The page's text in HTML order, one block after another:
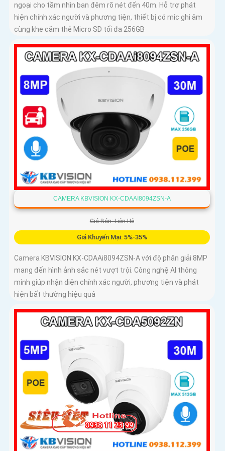
ngoại cho tầm nhìn ban đêm rõ nét đến 40m. Hỗ trợ phát
hiện chính xác người và phương tiện, thiết bị có mic ghi âm
cùng khe cắm thẻ Micro SD tối đa 256GB
CAMERA KBVISION KX-CDAAI8094ZSN-A
Giá Bán: Liên Hệ
Giá Khuyến Mại: 5%-35%
Camera KBVISION KX-CDAAi8094ZSN-A với độ phân giải 8MP
mang đến hình ảnh sắc nét vượt trội. Công nghệ AI thông
minh giúp nhận diện chính xác người, phương tiện và phát
hiện bất thường hiệu quả